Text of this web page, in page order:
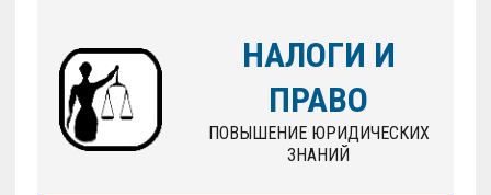
НАЛОГИ И
ПРАВО
ПОВЫШЕНИЕ ЮРИДИЧЕСКИХ
ЗНАНИЙ